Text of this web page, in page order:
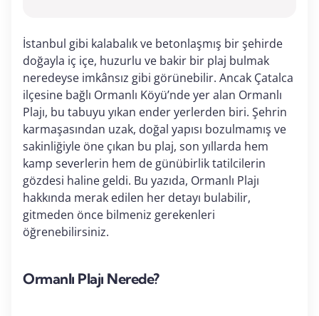
İstanbul gibi kalabalık ve betonlaşmış bir şehirde
doğayla iç içe, huzurlu ve bakir bir plaj bulmak
neredeyse imkânsız gibi görünebilir. Ancak Çatalca
ilçesine bağlı Ormanlı Köyü’nde yer alan Ormanlı
Plajı, bu tabuyu yıkan ender yerlerden biri. Şehrin
karmaşasından uzak, doğal yapısı bozulmamış ve
sakinliğiyle öne çıkan bu plaj, son yıllarda hem
kamp severlerin hem de günübirlik tatilcilerin
gözdesi haline geldi. Bu yazıda, Ormanlı Plajı
hakkında merak edilen her detayı bulabilir,
gitmeden önce bilmeniz gerekenleri
öğrenebilirsiniz.
Ormanlı Plajı Nerede?